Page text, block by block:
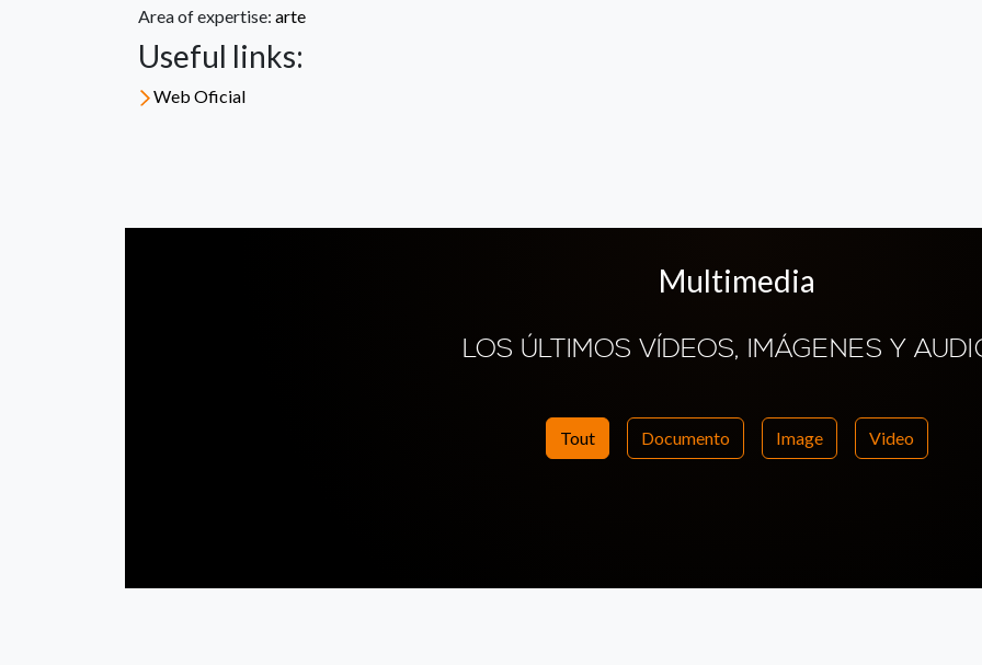
Area of expertise: arte
Useful links:
Web Oficial
Multimedia
LOS ÚLTIMOS VÍDEOS, IMÁGENES Y
Tout Documento Image Video